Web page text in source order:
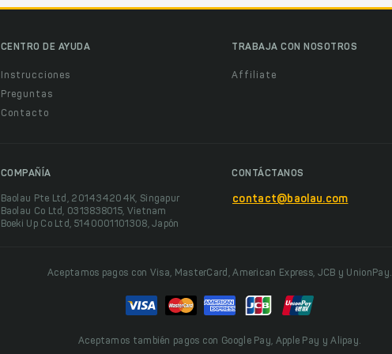
CENTRO DE AYUDA
Instrucciones
Preguntas
Contacto
TRABAJA CON NOSOTROS
Affiliate
COMPAÑÍA
Baolau Pte Ltd, 201434204K, Singapur
Baolau Co Ltd, 0313838015, Vietnam
Boeki Up Co Ltd, 5140001101308, Japón
CONTÁCTANOS
contact@baolau.com
Aceptamos pagos con Visa, MasterCard, American Express, JCB y UnionPay.
Aceptamos también pagos con Google Pay, Apple Pay y Alipay.